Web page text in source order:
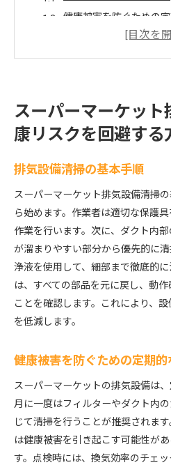
健康被害を防ぐための
専門業者に依頼するメリ
安全な清掃に必要な道
効果的な清掃計画の立て
大阪府のスーパーマーケッ
その効果
都市部特有の排気設備の
定期清掃がもたらす長
衛生基準の遵守とその重
地域社会全体への影響
清掃業務受託で排気設備を
訣
効率的な清掃スケジュー
困難な箇所の清掃を簡単
専門性を持つ清掃スタ
環境に優しい清掃方法
コスト削減を実現する
スーパーマーケットの排気
スーパーマーケッ
康リスクを回避する
排気設備清掃の基本手順
スーパーマーケット排気設備清掃
ら始めます。作業者は適切な保護
作業を行います。次に、ダクト内
が溜まりやすい部分から優先的に
浄液を使用して、細部まで徹底的
は、すべての部品を元に戻し、動
ことを確認します。これにより、
を低減します。
健康被害を防ぐための定期
スーパーマーケットの排気設備は
月に一度はフィルターやダクト内
じて清掃を行うことが推奨されま
は健康被害を引き起こす可能性が
す。点検時には、換気効率のチェ